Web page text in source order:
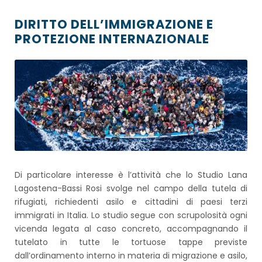
DIRITTO DELL’IMMIGRAZIONE E
PROTEZIONE INTERNAZIONALE
Di particolare interesse è l’attività che lo Studio Lana
Lagostena-Bassi Rosi svolge nel campo della tutela di
rifugiati, richiedenti asilo e cittadini di paesi terzi
immigrati in Italia. Lo studio segue con scrupolosità ogni
vicenda legata al caso concreto, accompagnando il
tutelato in tutte le tortuose tappe previste
dall’ordinamento interno in materia di migrazione e asilo,